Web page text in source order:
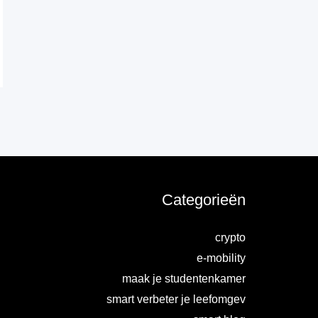
Categorieën
crypto
e-mobility
maak je studentenkamer
smart verbeter je leefomgev